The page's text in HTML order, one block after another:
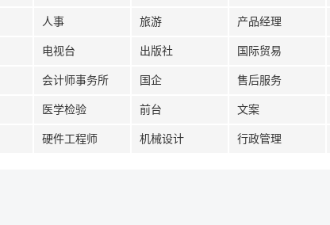
人事 旅游 产品经理
电视台 出版社 国际贸易
会计师事务所 国企 售后服务
医学检验 前台 文案
硬件工程师 机械设计 行政管理